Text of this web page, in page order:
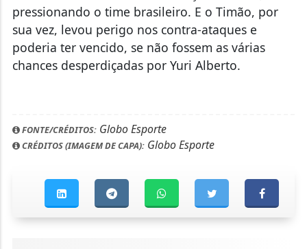
pressionando o time brasileiro. E o Timão, por
sua vez, levou perigo nos contra-ataques e
poderia ter vencido, se não fossem as várias
chances desperdiçadas por Yuri Alberto.
FONTE/CRÉDITOS:Globo Esporte
CRÉDITOS (IMAGEM DE CAPA):Globo Esporte